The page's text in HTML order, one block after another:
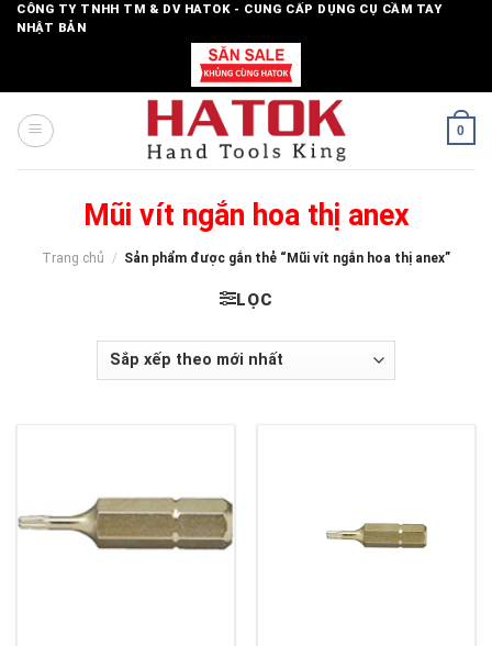
SkipCÔNG TY TNHH TM & DV HATOK - CUNG CẤP DỤNG CỤ CẦM TAY
NHẬT BẢN
0
Mũi vít ngắn hoa thị anex
Trang chủ / Sản phẩm được gắn thẻ “Mũi vít ngắn hoa thị anex”
LỌC